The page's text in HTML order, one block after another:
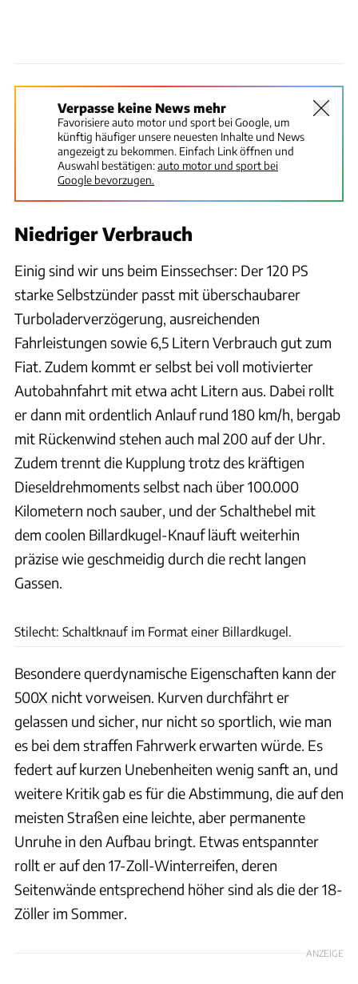
Verpasse keine News mehr
Favorisiere auto motor und sport bei Google, um
künftig häufiger unsere neuesten Inhalte und News
angezeigt zu bekommen. Einfach Link öffnen und
Auswahl bestätigen:auto motor und sport bei
Google bevorzugen.
Niedriger Verbrauch
Einig sind wir uns beim Einssechser: Der 120 PS
starke Selbstzünder passt mit überschaubarer
Turboladerverzögerung, ausreichenden
Fahrleistungen sowie 6,5 Litern Verbrauch gut zum
Fiat. Zudem kommt er selbst bei voll motivierter
Autobahnfahrt mit etwa acht Litern aus. Dabei rollt
er dann mit ordentlich Anlauf rund 180 km/h, bergab
mit Rückenwind stehen auch mal 200 auf der Uhr.
Zudem trennt die Kupplung trotz des kräftigen
Dieseldrehmoments selbst nach über 100.000
Kilometern noch sauber, und der Schalthebel mit
dem coolen Billardkugel-Knauf läuft weiterhin
präzise wie geschmeidig durch die recht langen
Gassen.
Stilecht: Schaltknauf im Format einer Billardkugel.
Besondere querdynamische Eigenschaften kann der
500X nicht vorweisen. Kurven durchfährt er
gelassen und sicher, nur nicht so sportlich, wie man
es bei dem straffen Fahrwerk erwarten würde. Es
federt auf kurzen Unebenheiten wenig sanft an, und
weitere Kritik gab es für die Abstimmung, die auf den
meisten Straßen eine leichte, aber permanente
Unruhe in den Aufbau bringt. Etwas entspannter
rollt er auf den 17-Zoll-Winterreifen, deren
Seitenwände entsprechend höher sind als die der 18-
Zöller im Sommer.
ANZEIGE